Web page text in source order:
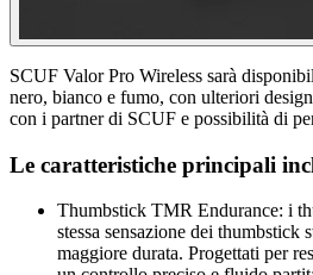
SCUF Valor Pro Wireless sarà
nero, bianco e fumo, con ulteriori
con i partner di SCUF e possibilità di
Le caratteristiche principali
Thumbstick TMR Endurance: i
stessa sensazione dei thumbstick
maggiore durata. Progettati per